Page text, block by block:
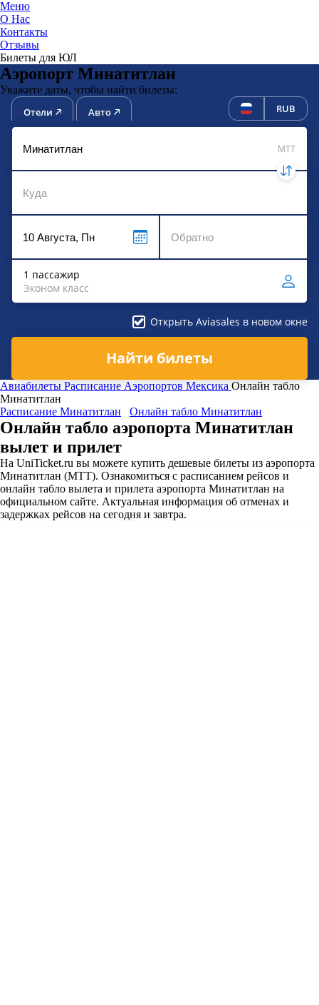
Меню
О Нас
Контакты
Отзывы
Билеты для ЮЛ
Аэропорт Минатитлан
Укажите даты, чтобы найти билеты:
Отели Авто RUB
MTT
1 пассажир
Эконом класс
Открыть Aviasales в новом окне
Найти билеты
Авиабилеты Расписание Аэропортов Мексика Онлайн табло
Минатитлан
Расписание Минатитлан
Онлайн табло Минатитлан
Онлайн табло аэропорта Минатитлан
вылет и прилет
На UniTicket.ru вы можете купить дешевые билеты из аэропорта
Минатитлан (MTT). Ознакомиться с расписанием рейсов и
онлайн табло вылета и прилета аэропорта Минатитлан на
официальном сайте. Актуальная информация об отменах и
задержках рейсов на сегодня и завтра.